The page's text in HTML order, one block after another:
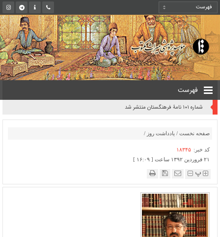
فهرست
روایت یک قرن صیانت از میراث مکتوب ایران به بیان معاون کتابخانه ملی
صفحه نخست / یادداشت روز /
کد خبر: ۱۸۳۴۵
۲۱ فروردین ۱۳۹۲ ساعت [ ۱۶:۰۹ ]
پ